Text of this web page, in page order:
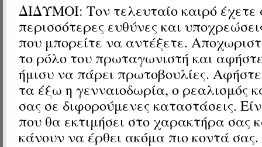
ΔΙΔΥΜΟΙ: Τον τελευταίο καιρό
περισσότερες ευθύνες και
που μπορείτε να αντέξετε.
το ρόλο του πρωταγωνιστή και
ήμισυ να πάρει πρωτοβουλίες.
τα έξω η γενναιοδωρία, ο ρεαλισμός
σας σε διφορούμενες καταστάσεις.
που θα εκτιμήσει στο χαρακτήρα σας
κάνουν να έρθει ακόμα πιο κοντά σας.